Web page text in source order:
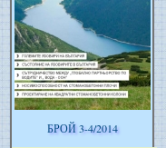
БРОЙ 3-4/2014